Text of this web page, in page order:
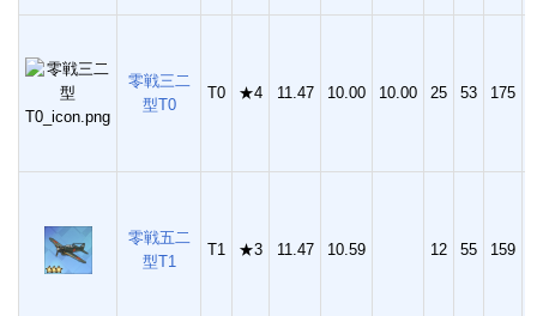
零戦三二
型T0
T0 ★4 11.47 10.00 10.00 25 53 175
零戦五二
型T1
T1 ★3 11.47 10.59 12 55 159